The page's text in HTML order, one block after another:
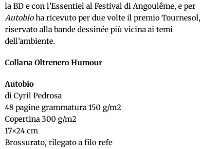
la BD e con l’Essentiel al Festival di Angoulême, e per
Autobioha ricevuto per due volte il premio Tournesol,
riservato alla bande dessinée più vicina ai temi
dell’ambiente.
Collana Oltrenero Humour
Autobio
di Cyril Pedrosa
48 pagine grammatura 150 g/m2
Copertina 300 g/m2
17×24 cm
Brossurato, rilegato a filo refe